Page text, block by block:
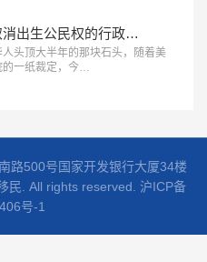
突发！取消出生公民权的行政令，被美最高法院叫停！
人头顶大半年的那块石头，随着美
的一纸裁定，今…
路500号国家开发银行大厦34楼
民. All rights reserved. 沪ICP备
号-1